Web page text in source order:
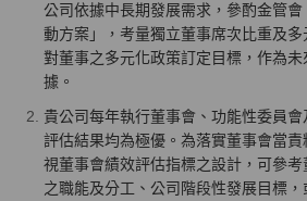
公司依據中長期發展需求，參酌金管
動方案」，考量獨立董事席次比重及
對董事之多元化政策訂定目標，作為
據。
貴公司每年執行董事會、功能性委員會
評估結果均為極優。為落實董事會當
視董事會績效評估指標之設計，可參
之職能及分工、公司階段性發展目標